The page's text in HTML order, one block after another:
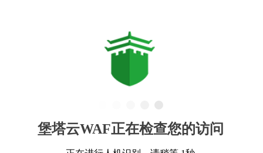
堡塔云WAF正在检查您的访问